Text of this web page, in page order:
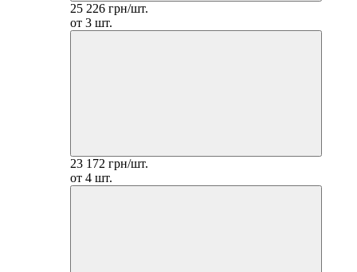
25 226 грн/шт.
от 3 шт.
23 172 грн/шт.
от 4 шт.